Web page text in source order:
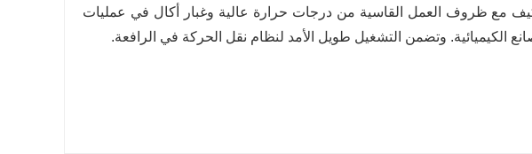
مع ظروف العمل القاسية من درجات حرارة عالية وغبار أكال في عمليات
الكيميائية. وتضمن التشغيل طويل الأمد لنظام نقل الحركة في الرافعة.